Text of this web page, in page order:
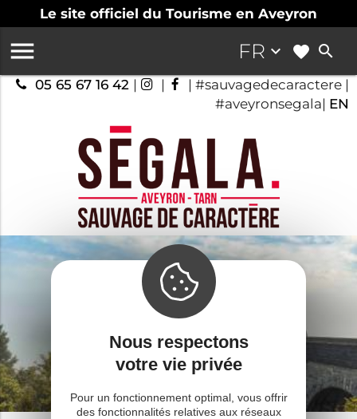
Le site officiel du Tourisme en Aveyron
FR keyboard_arrow_down search

05 65 67 16 42 | |
| #sauvagedecaractere |
#aveyronsegala| EN
Nous respectons
votre vie privée
Pour un fonctionnement optimal, vous offrir
des fonctionnalités relatives aux réseaux